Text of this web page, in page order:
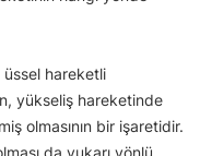
üssel hareketli
yükseliş hareketinde
olmasının bir işaretidir.
da yukarı yönlü